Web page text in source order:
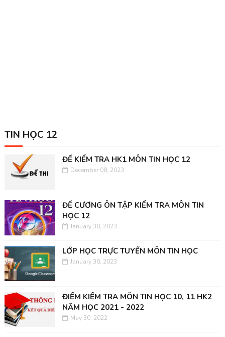
TIN HỌC 12
ĐỀ KIỂM TRA HK1 MÔN TIN HỌC 12
December 08, 2023
ĐỀ CƯƠNG ÔN TẬP KIỂM TRA MÔN TIN
HỌC 12
January 30, 2023
LỚP HỌC TRỰC TUYẾN MÔN TIN HỌC
January 30, 2023
ĐIỂM KIỂM TRA MÔN TIN HỌC 10, 11 HK2
NĂM HỌC 2021 - 2022
May 30, 2022